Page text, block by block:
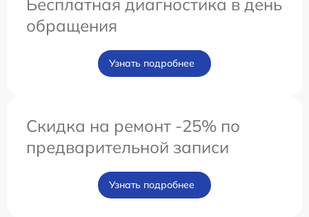
обращения
Узнать подробнее
Скидка на ремонт -25% по
предварительной записи
Узнать подробнее